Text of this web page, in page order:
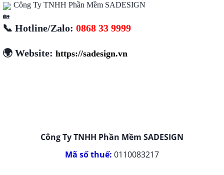
Công Ty TNHH Phần Mềm SADESIGN
📞 Hotline/Zalo: 0868 33 9999
🌍 Website: https://sadesign.vn
Công Ty TNHH Phần Mềm SADESIGN
Mã số thuế: 0110083217